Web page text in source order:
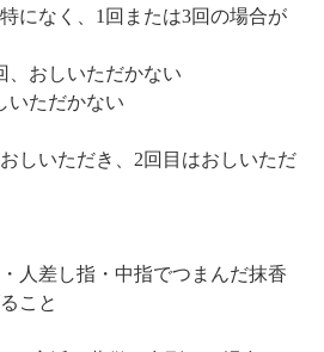
になく、1回または3回の場合が
、おしいただかない
いただかない
しいただき、2回目はおしいただ
人差し指・中指でつまんだ抹香
こと